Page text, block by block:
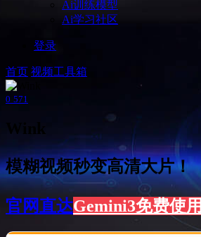
Ai训练模型
Ai学习社区
登录
首页 视频工具箱
0 571
Wink
模糊视频秒变高清大片！
官网直达Gemini3免费使用